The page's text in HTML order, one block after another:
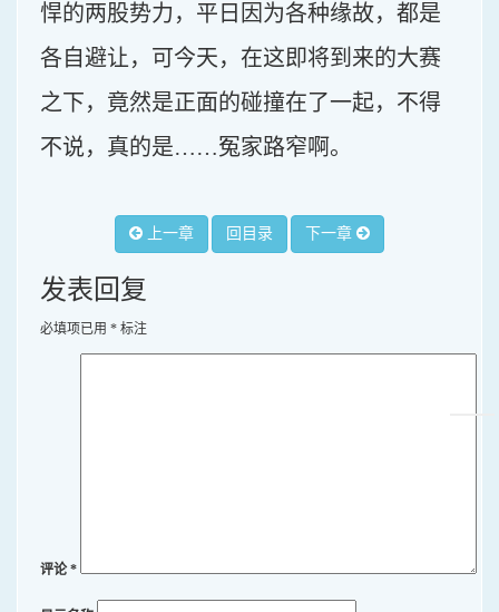
悍的两股势力，平日因为各种缘故，都是
各自避让，可今天，在这即将到来的大赛
之下，竟然是正面的碰撞在了一起，不得
不说，真的是……冤家路窄啊。
上一章 回目录 下一章
发表回复
必填项已用 * 标注
评论*